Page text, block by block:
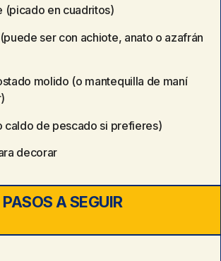
en cuadritos)
ser con achiote, anato o azafrán
molido (o mantequilla de maní
caldo de pescado si prefieres)
decorar
PASOS A SEGUIR